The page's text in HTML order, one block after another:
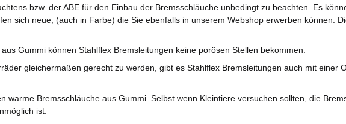
bzw. der ABE für den Einbau der Bremsschläuche unbedingt zu beachten. Es
sich neue, (auch in Farbe) die Sie ebenfalls in unserem Webshop erwerben können.
Gummi können Stahlflex Bremsleitungen keine porösen Stellen bekommen.
gleichermaßen gerecht zu werden, gibt es Stahlflex Bremsleitungen auch mit einer
warme Bremsschläuche aus Gummi. Selbst wenn Kleintiere versuchen sollten, die
ist.